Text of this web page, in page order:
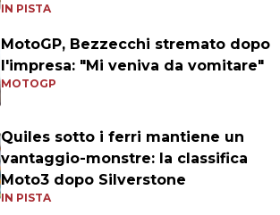
IN PISTA
MotoGP, Bezzecchi stremato dopo
l'impresa: "Mi veniva da vomitare"
MOTOGP
Quiles sotto i ferri mantiene un
vantaggio-monstre: la classifica
Moto3 dopo Silverstone
IN PISTA